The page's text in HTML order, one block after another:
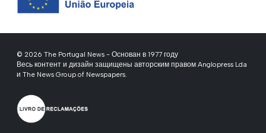
© 2026 The Portugal News - Основан в 1977 году
Весь контент и дизайн защищены авторским правом Anglopress Lda
и The News Group of Newspapers.